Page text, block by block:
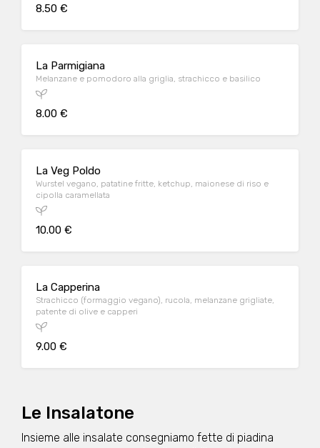
8.50 €
La Parmigiana
Melanzane e pomodoro alla griglia, strachicco e basilico
8.00 €
La Veg Poldo
Wurstel vegano, patatine fritte, ketchup, maionese di riso e
cipolla caramellata
10.00 €
La Capperina
Strachicco (formaggio vegano), rucola, melanzane grigliate,
patente di olive e capperi
9.00 €
Le Insalatone
Insieme alle insalate consegniamo fette di piadina